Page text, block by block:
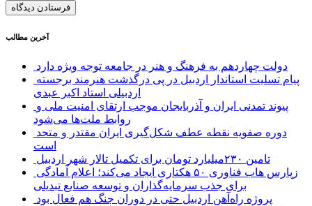
آخرین مطالب
دولت چهاردهم به فرهنگ و هنر در جامعه توجه ویژه دارد
اردبیلی استاد اکبر عبدی
روابط ملت‌ها می‌شود
است
تامین ۲۳۰میلیارد تومان برای تکمیل تالار شهر اردبیل
برای جذب سرمایه‌گذاران و توسعه صنایع تبدیلی
پروژه راه‌آهن اردبیل حتی در دوران جنگ هم فعال بود